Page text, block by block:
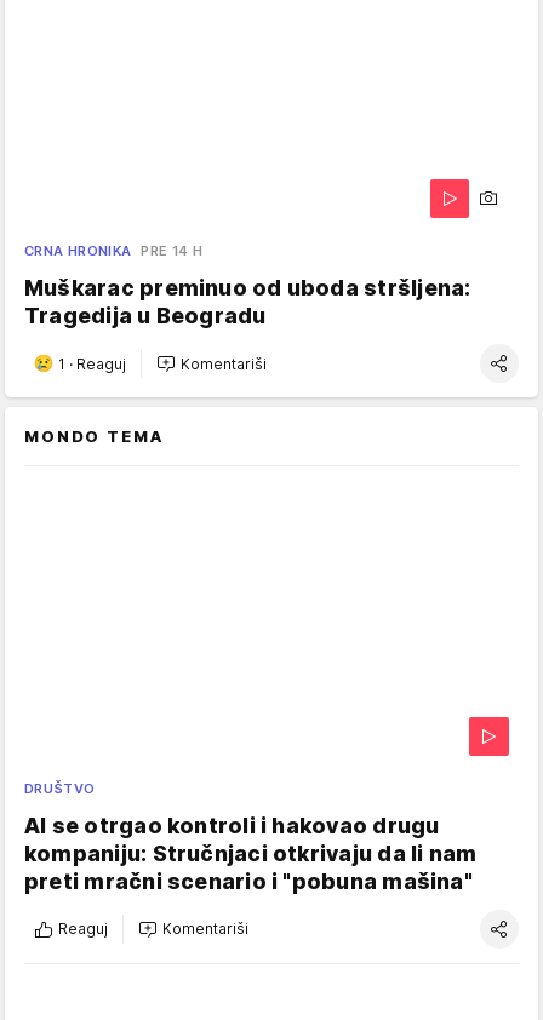
CRNA HRONIKA PRE 14 H
Muškarac preminuo od uboda stršljena:
Tragedija u Beogradu
1 · Reaguj Komentariši
MONDO TEMA
DRUŠTVO
AI se otrgao kontroli i hakovao drugu
kompaniju: Stručnjaci otkrivaju da li nam
preti mračni scenario i "pobuna mašina"
Reaguj Komentariši